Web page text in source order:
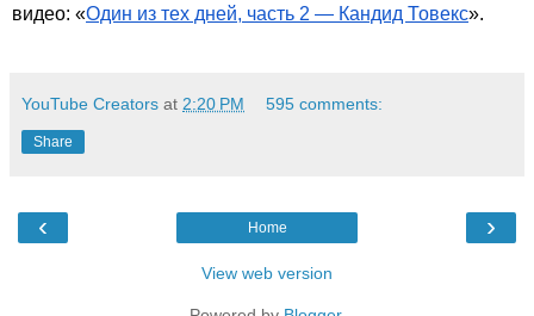
видео: «Один из тех дней, часть 2 — Кандид Товекс».
YouTube Creators at 2:20 PM 595 comments:
Share
‹ ›
Home
View web version